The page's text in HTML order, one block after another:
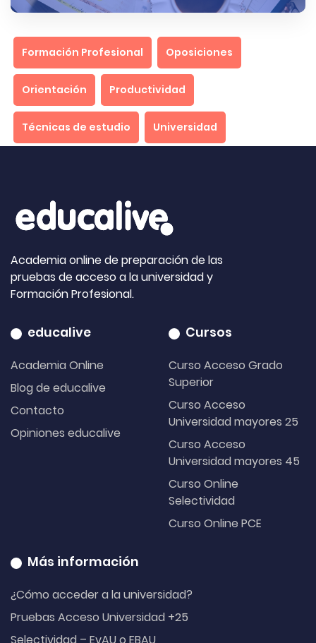
Formación Profesional Oposiciones
Orientación Productividad
Técnicas de estudio Universidad
Academia online de preparación de las
pruebas de acceso a la universidad y
Formación Profesional.
educalive
Academia Online
Blog de educalive
Contacto
Opiniones educalive
Cursos
Curso Acceso Grado
Superior
Curso Acceso
Universidad mayores 25
Curso Acceso
Universidad mayores 45
Curso Online
Selectividad
Curso Online PCE
Más información
¿Cómo acceder a la universidad?
Pruebas Acceso Universidad +25
Selectividad – EvAU o EBAU